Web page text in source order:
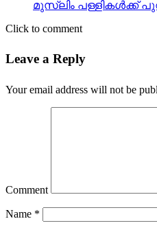
മുസ്‌ലിം പള്ളികള്‍ക്ക്
Click to comment
Leave a Reply
Your email address will not be
Comment
Name *